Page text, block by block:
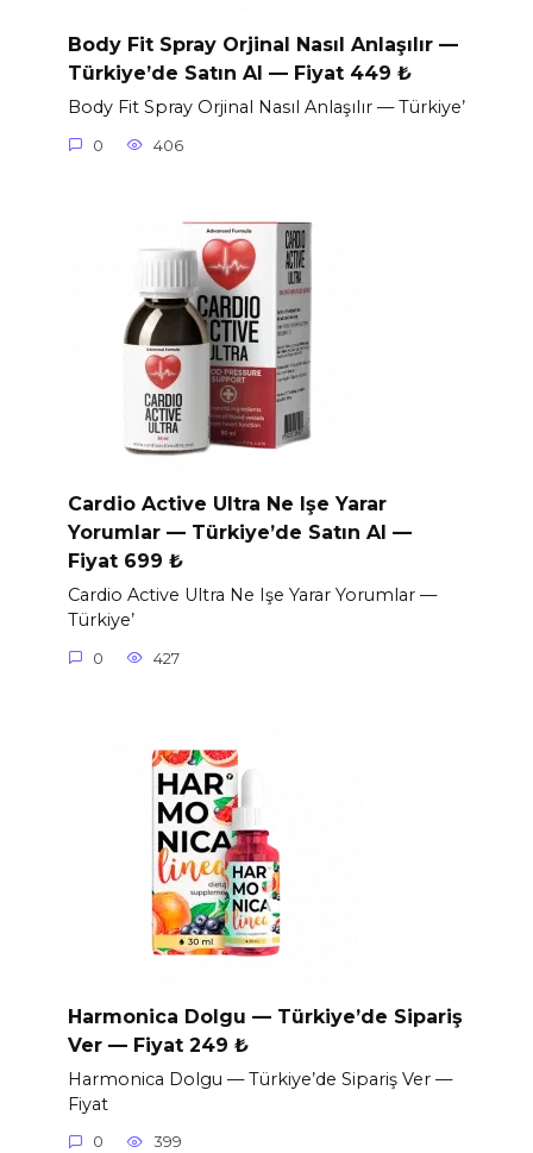
Body Fit Spray Orjinal Nasıl Anlaşılır —
Türkiye’de Satın Al — Fiyat 449 ₺
Body Fit Spray Orjinal Nasıl Anlaşılır — Türkiye’
0 406
Cardio Active Ultra Ne Işe Yarar
Yorumlar — Türkiye’de Satın Al —
Fiyat 699 ₺
Cardio Active Ultra Ne Işe Yarar Yorumlar —
Türkiye’
0 427
Harmonica Dolgu — Türkiye’de Sipariş
Ver — Fiyat 249 ₺
Harmonica Dolgu — Türkiye’de Sipariş Ver —
Fiyat
0 399